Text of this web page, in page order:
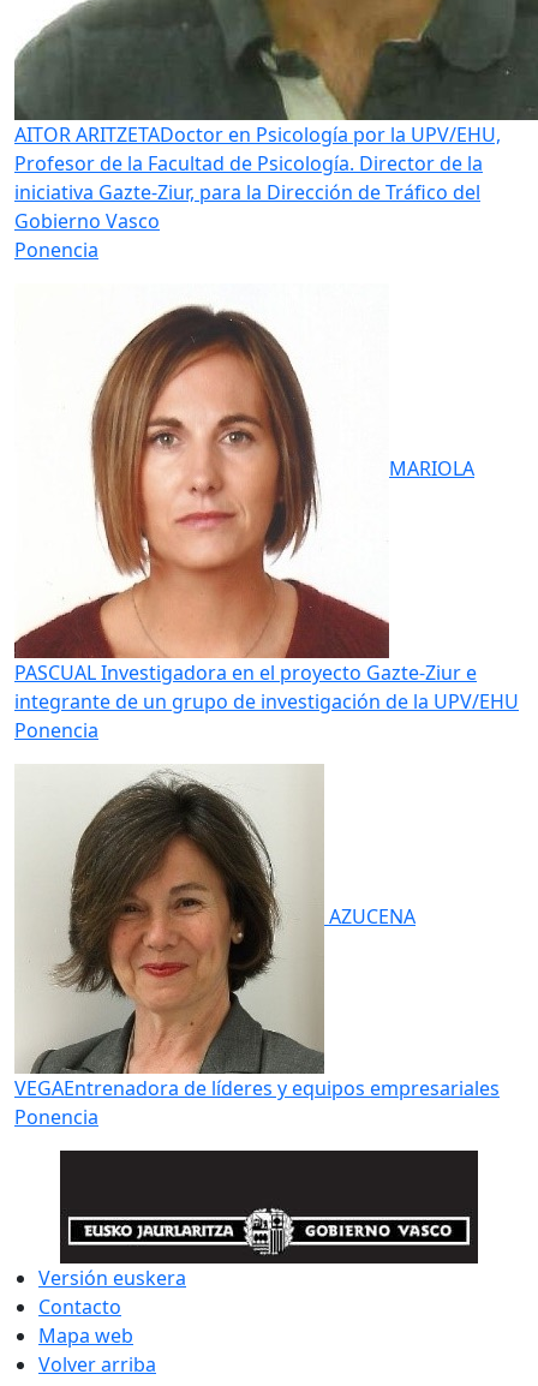
AITOR ARITZETADoctor en Psicología por la UPV/EHU,
Profesor de la Facultad de Psicología. Director de la
iniciativa Gazte-Ziur, para la Dirección de Tráfico del
Gobierno Vasco
Ponencia
MARIOLA
PASCUALInvestigadora en el proyecto Gazte-Ziur e
integrante de un grupo de investigación de la UPV/EHU
Ponencia
AZUCENA
VEGAEntrenadora de líderes y equipos empresariales
Ponencia
Versión euskera
Contacto
Mapa web
Volver arriba